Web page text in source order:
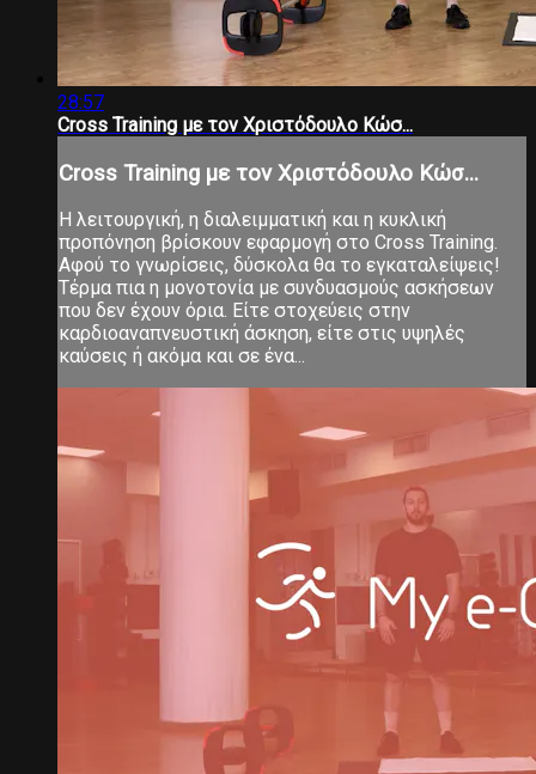
28:57
Cross Training με τον Χριστόδουλο Κώσ...
Cross Training με τον Χριστόδουλο Κώσ...
Η λειτουργική, η διαλειμματική και η κυκλική
προπόνηση βρίσκουν εφαρμογή στο Cross Training.
Αφού το γνωρίσεις, δύσκολα θα το εγκαταλείψεις!
Τέρμα πια η μονοτονία με συνδυασμούς ασκήσεων
που δεν έχουν όρια. Είτε στοχεύεις στην
καρδιοαναπνευστική άσκηση, είτε στις υψηλές
καύσεις ή ακόμα και σε ένα...